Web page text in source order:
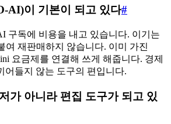
AI)이 기본이 되고 있다#
구독에 비용을 내고 있습니다. 이기는
여 재판매하지 않습니다. 이미 가진
요금제를 연결해 쓰게 해줍니다. 경제
어들지 않는 도구의 편입니다.
가 아니라 편집 도구가 되고 있